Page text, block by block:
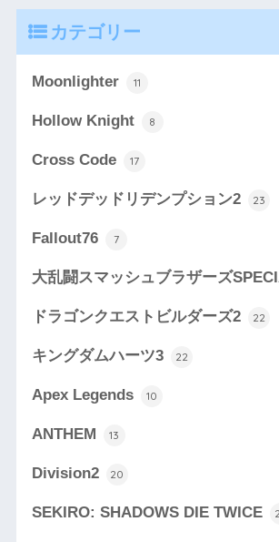
カテゴリー
Moonlighter 11
Hollow Knight 8
Cross Code 17
レッドデッドリデンプション2 23
Fallout76 7
大乱闘スマッシュブラザーズ
ドラゴンクエストビルダーズ2 22
キングダムハーツ3 22
Apex Legends 10
ANTHEM 13
Division2 20
SEKIRO: SHADOWS DIE TWICE